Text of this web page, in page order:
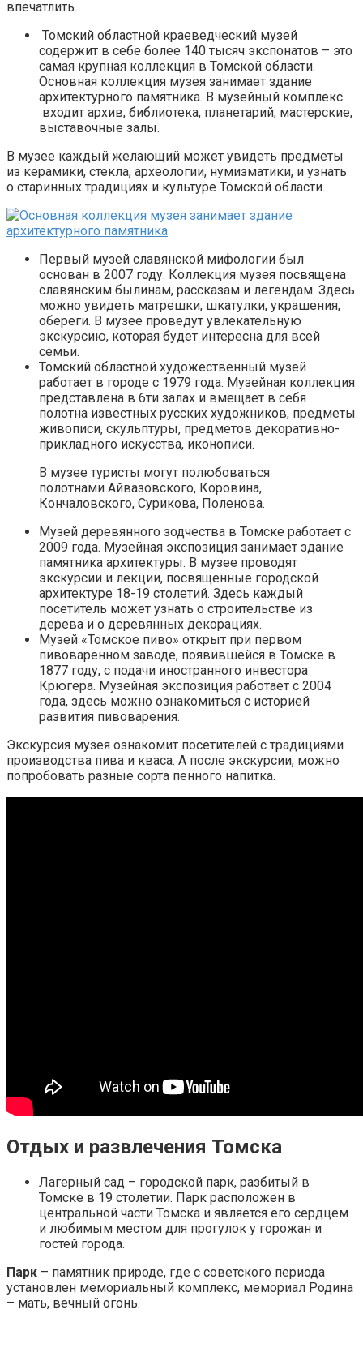
впечатлить.
Томский областной краеведческий музей
содержит в себе более 140 тысяч экспонатов – это
самая крупная коллекция в Томской области.
Основная коллекция музея занимает здание
архитектурного памятника. В музейный комплекс
входит архив, библиотека, планетарий, мастерские,
выставочные залы.
В музее каждый желающий может увидеть предметы
из керамики, стекла, археологии, нумизматики, и узнать
о старинных традициях и культуре Томской области.
Первый музей славянской мифологии был
основан в 2007 году. Коллекция музея посвящена
славянским былинам, рассказам и легендам. Здесь
можно увидеть матрешки, шкатулки, украшения,
обереги. В музее проведут увлекательную
экскурсию, которая будет интересна для всей
семьи.
Томский областной художественный музей
работает в городе с 1979 года. Музейная коллекция
представлена в 6ти залах и вмещает в себя
полотна известных русских художников, предметы
живописи, скульптуры, предметов декоративно-
прикладного искусства, иконописи.
В музее туристы могут полюбоваться
полотнами Айвазовского, Коровина,
Кончаловского, Сурикова, Поленова.
Музей деревянного зодчества в Томске работает с
2009 года. Музейная экспозиция занимает здание
памятника архитектуры. В музее проводят
экскурсии и лекции, посвященные городской
архитектуре 18-19 столетий. Здесь каждый
посетитель может узнать о строительстве из
дерева и о деревянных декорациях.
Музей «Томское пиво» открыт при первом
пивоваренном заводе, появившейся в Томске в
1877 году, с подачи иностранного инвестора
Крюгера. Музейная экспозиция работает с 2004
года, здесь можно ознакомиться с историей
развития пивоварения.
Экскурсия музея ознакомит посетителей с традициями
производства пива и кваса. А после экскурсии, можно
попробовать разные сорта пенного напитка.
Отдых и развлечения Томска
Лагерный сад – городской парк, разбитый в
Томске в 19 столетии. Парк расположен в
центральной части Томска и является его сердцем
и любимым местом для прогулок у горожан и
гостей города.
Парк – памятник природе, где с советского периода
установлен мемориальный комплекс, мемориал Родина
– мать, вечный огонь.